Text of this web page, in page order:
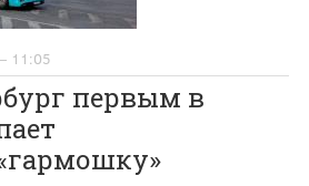
11:05
первым в